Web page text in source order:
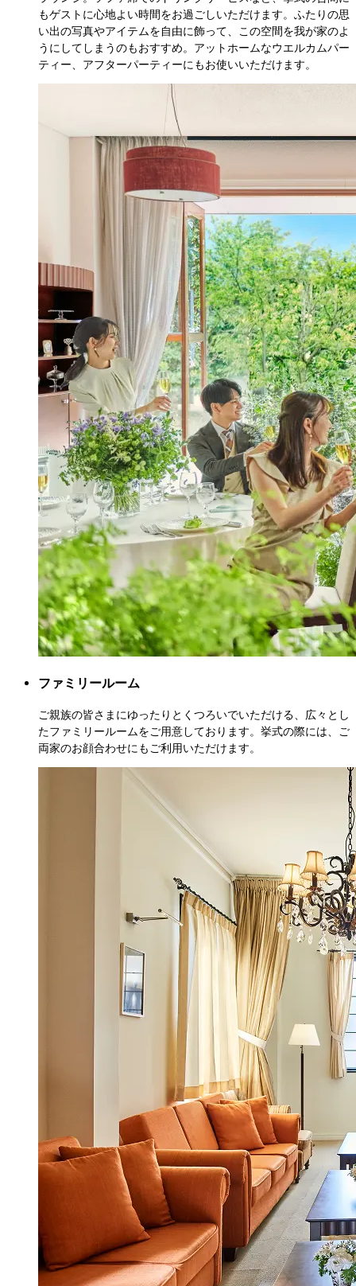
もゲストに心地よい時間をお過ごしいただけます。ふたりの思
い出の写真やアイテムを自由に飾って、この空間を我が家のよ
うにしてしまうのもおすすめ。アットホームなウエルカムパー
ティー、アフターパーティーにもお使いいただけます。
ファミリールーム
ご親族の皆さまにゆったりとくつろいでいただける、広々とし
たファミリールームをご用意しております。挙式の際には、ご
両家のお顔合わせにもご利用いただけます。